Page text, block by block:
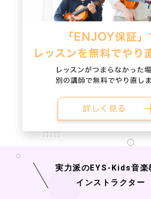
実力派のEYS-Kids音楽
インストラクター